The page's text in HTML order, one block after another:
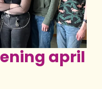
april